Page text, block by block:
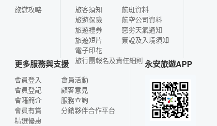
旅遊攻略
旅客須知
旅遊保險
旅遊禮券
旅遊短片
電子印花
航班資料
航空公司資料
惡劣天氣通知
簽證及入境須知
旅行團報名及責任細則
更多服務與支援
會員登入
會員登記
會籍簡介
會員有賞
精選優惠
會員活動
顧客意見
服務查詢
分銷夥伴合作平台
永安旅遊APP